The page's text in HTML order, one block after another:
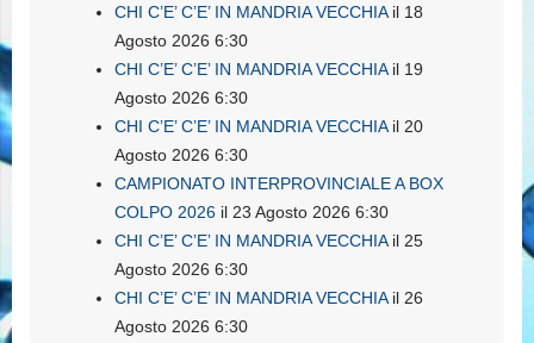
CHI C’E’ C’E’ IN MANDRIA VECCHIAil 18
Agosto 2026 6:30
CHI C’E’ C’E’ IN MANDRIA VECCHIAil 19
Agosto 2026 6:30
CHI C’E’ C’E’ IN MANDRIA VECCHIAil 20
Agosto 2026 6:30
CAMPIONATO INTERPROVINCIALE A BOX
COLPO 2026 il 23 Agosto 2026 6:30
CHI C’E’ C’E’ IN MANDRIA VECCHIAil 25
Agosto 2026 6:30
CHI C’E’ C’E’ IN MANDRIA VECCHIAil 26
Agosto 2026 6:30